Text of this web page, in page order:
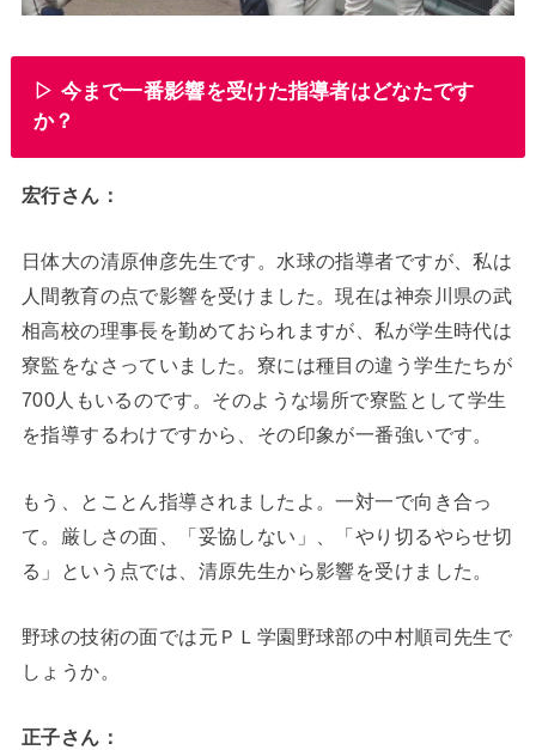
▷ 今まで一番影響を受けた指導者はどなたです
か？
宏行さん：
日体大の清原伸彦先生です。水球の指導者ですが、私は
人間教育の点で影響を受けました。現在は神奈川県の武
相高校の理事長を勤めておられますが、私が学生時代は
寮監をなさっていました。寮には種目の違う学生たちが
700人もいるのです。そのような場所で寮監として学生
を指導するわけですから、その印象が一番強いです。
もう、とことん指導されましたよ。一対一で向き合っ
て。厳しさの面、「妥協しない」、「やり切るやらせ切
る」という点では、清原先生から影響を受けました。
野球の技術の面では元ＰＬ学園野球部の中村順司先生で
しょうか。
正子さん：